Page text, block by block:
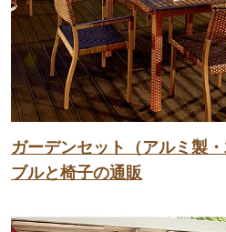
ガーデンセット（アルミ製
ブルと椅子の通販